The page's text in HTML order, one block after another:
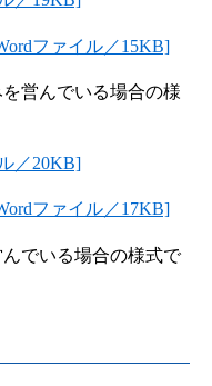
ファイル／15KB]
営んでいる場合の様
／20KB]
ファイル／17KB]
でいる場合の様式で